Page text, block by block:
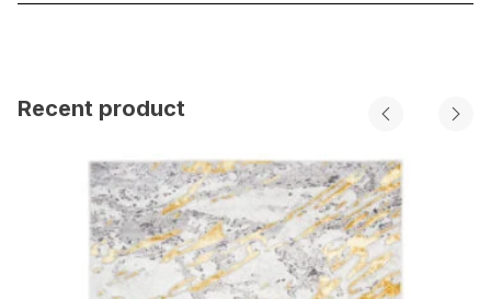
Recent product